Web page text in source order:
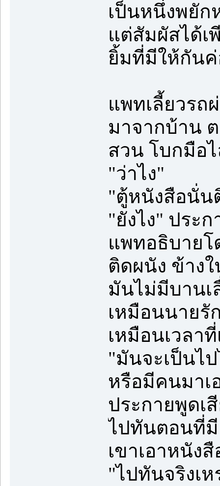
เป็นหนึ่งพยัก
แต่สัมผัสได้เ
ยิ้มที่มีให้กันค่
แพทเลี้ยวรถ
มาจากบ้าน
สวน โบกมือ
"ว่าไง"
"ตู้หนังสือนั่น
"ยังไง" ประ
แพทอธิบายโ
ติดผนัง ข้าง
มันไม่มีบาน
เหมือนนายรั
เหมือนเวลา
"มันจะเป็นไ
หรือมีคนมาเ
ประกายพูดเ
ไปทันตอนที่มี
เขาเอาหนัง
"ไปทันจริงเ